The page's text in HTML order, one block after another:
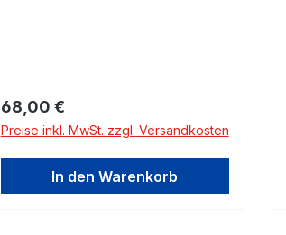
Regulärer Preis:
68,00 €
Preise inkl. MwSt. zzgl. Versandkosten
In den Warenkorb